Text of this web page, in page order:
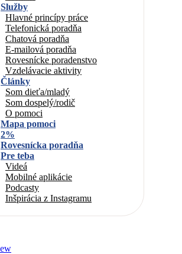
Služby
Hlavné princípy práce
Telefonická poradňa
Chatová poradňa
E-mailová poradňa
Rovesnícke poradenstvo
Vzdelávacie aktivity
Články
Som dieťa/mladý
Som dospelý/rodič
O pomoci
Mapa pomoci
2%
Rovesnícka poradňa
Pre teba
Videá
Mobilné aplikácie
Podcasty
Inšpirácia z Instagramu